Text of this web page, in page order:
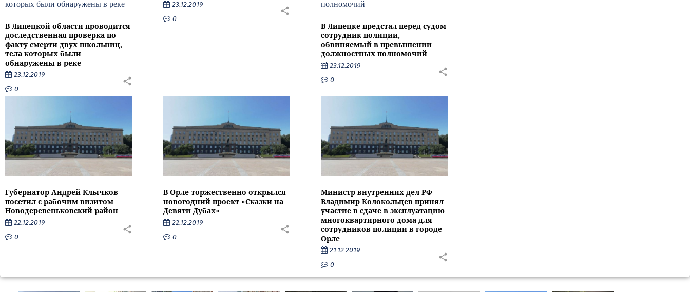
В Липецкой области проводится
доследственная проверка по
факту смерти двух школьниц,
тела которых были
обнаружены в реке
23.12.2019
0
23.12.2019
0
В Липецке предстал перед судом
сотрудник полиции,
обвиняемый в превышении
должностных полномочий
23.12.2019
0
Губернатор Андрей Клычков
посетил с рабочим визитом
Новодеревеньковский район
22.12.2019
0
В Орле торжественно открылся
новогодний проект «Сказки на
Девяти Дубах»
22.12.2019
0
Министр внутренних дел РФ
Владимир Колокольцев принял
участие в сдаче в эксплуатацию
многоквартирного дома для
сотрудников полиции в городе
Орле
21.12.2019
0